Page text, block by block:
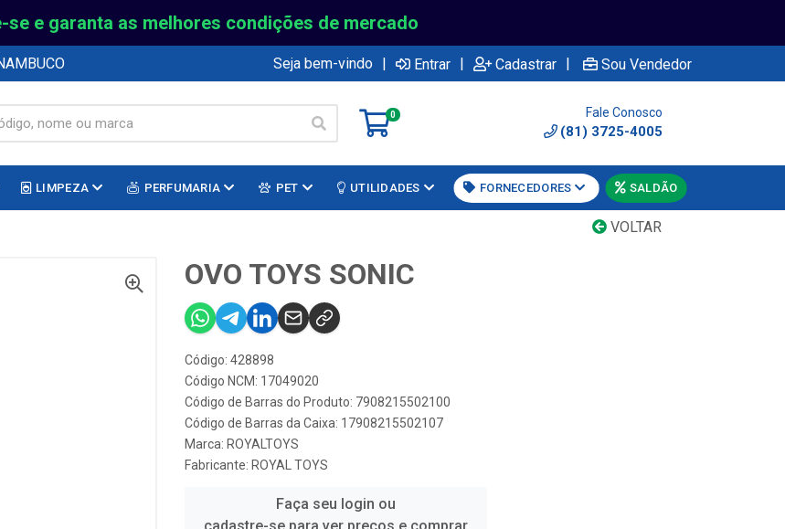
se e garanta as melhores condições de mercado
Seja bem-vindo | Entrar | Cadastrar | Sou Vendedor
0 Fale Conosco
(81) 3725-4005
LIMPEZA PERFUMARIA PET UTILIDADES FORNECEDORES SALDÃO
VOLTAR
OVO TOYS SONIC
Código: 428898
Código NCM: 17049020
Código de Barras do Produto: 7908215502100
Código de Barras da Caixa: 17908215502107
Marca: ROYALTOYS
Fabricante: ROYAL TOYS
Faça seu login ou